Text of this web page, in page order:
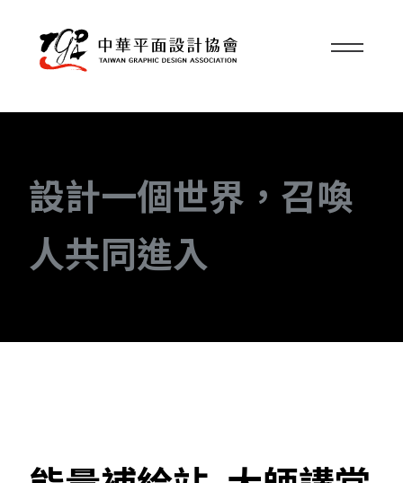
設計一個世界，召喚
人共同進入